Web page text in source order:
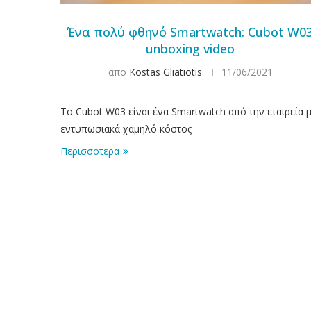
Ένα πολύ φθηνό Smartwatch: Cubot
unboxing video
απο Kostas Gliatiotis 11/06/2021
Tο Cubot W03 είναι ένα Smartwatch από την εταιρεία
εντυπωσιακά χαμηλό κόστος
Περισσοτερα